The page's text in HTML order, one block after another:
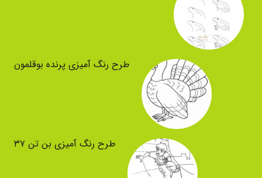
طرح رنگ آمیزی پرنده بوقلمون
طرح رنگ آمیزی بن تن ۳۷